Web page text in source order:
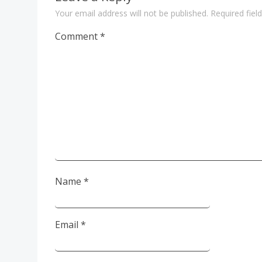
Your email address will not be published. Required
Comment*
Name *
Email *